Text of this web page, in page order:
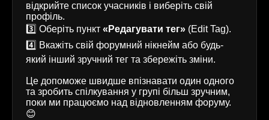
відкрийте список учасників і виберіть свій
профіль.
3️⃣ Оберіть пункт «Редагувати тег» (Edit Tag).
4️⃣ Вкажіть свій форумний нікнейм або будь-
який інший зручний тег та збережіть зміни.
Це допоможе швидше впізнавати один одного
та зробить спілкування у групі більш зручним,
поки ми працюємо над відновленням форуму.
😊